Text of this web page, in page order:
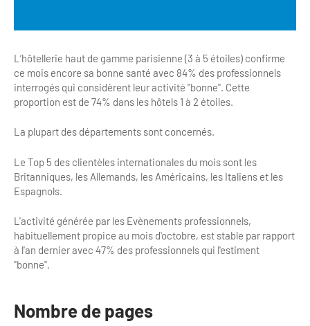
Annuaire accessibilité
Le Label Villes et Villages Fleuris
L'organisation du label
Remise des Prix
Institutionnels du tourisme
L’hôtellerie haut de gamme parisienne (3 à 5 étoiles) confirme
ce mois encore sa bonne santé avec 84% des professionnels
interrogés qui considèrent leur activité "bonne". Cette
proportion est de 74% dans les hôtels 1 à 2 étoiles.
La plupart des départements sont concernés.
Le Top 5 des clientèles internationales du mois sont les
Britanniques, les Allemands, les Américains, les Italiens et les
Espagnols.
L'activité générée par les Evènements professionnels,
habituellement propice au mois d'octobre, est stable par rapport
à l'an dernier avec 47% des professionnels qui l'estiment
"bonne".
Nombre de pages